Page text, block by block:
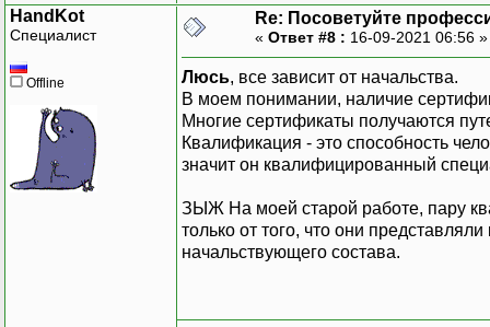
HandKot
Специалист
Offline
Re: Посоветуйте
« Ответ #8 : 16-09-2021 06:56
Люсь, все зависит от начальства.
В моем понимании, наличие
Многие сертификаты получаются
Квалификация - это способность
значит он квалифицированный
ЗЫЖ На моей старой работе, пару
только от того, что они
начальствующего состава.